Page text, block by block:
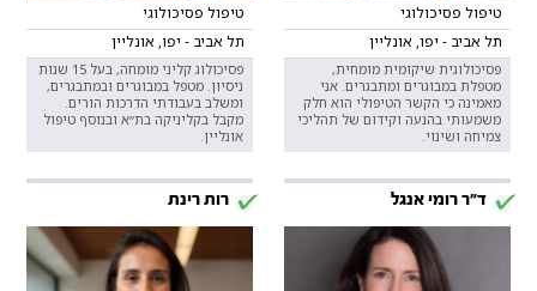
טיפול פסיכולוגי
תל אביב - יפו, אונליין
פסיכולוגית שיקומית מומחית,
מטפלת במבוגרים ומתבגרים. אני
מאמינה כי הקשר הטיפולי הוא חלק
משמעותי בהנעה וקידום של תהליכי
צמיחה ושינוי.
טיפול פסיכולוגי
תל אביב - יפו, אונליין
פסיכולוג קליני מומחה, בעל 15 שנות
ניסיון. מטפל במבוגרים ובמתבגרים,
ומשלב בעבודתי הדרכות הורים.
מקבל בקליניקה בת״א ובנוסף טיפול
אונליין.
ד"ר רומי אנגל רות רינת